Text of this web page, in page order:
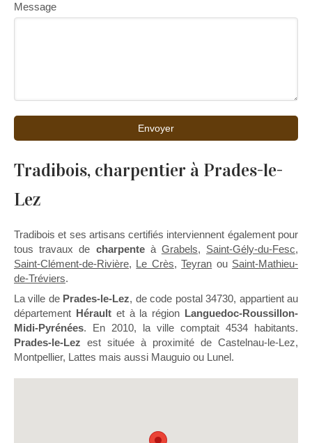
Message
Envoyer
Tradibois, charpentier à Prades-le-
Lez
Tradibois et ses artisans certifiés interviennent également pour
tous travaux de charpenteà Grabels, Saint-Gély-du-Fesc,
Saint-Clément-de-Rivière, Le Crès,Teyran ou Saint-Mathieu-
de-Tréviers.
La ville de Prades-le-Lez, de code postal 34730, appartient au
département Héraultet à la région Languedoc-Roussillon-
Midi-Pyrénées. En 2010, la ville comptait 4534 habitants.
Prades-le-Lez est située à proximité de Castelnau-le-Lez,
Montpellier, Lattes mais aussi Mauguio ou Lunel.